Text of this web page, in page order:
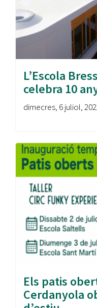
L’Escola
celebra 10
dimecres, 6 juliol,
Els patis
Cerdanyola